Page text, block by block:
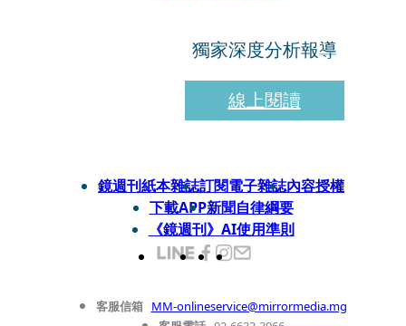
獨家深度分析報導
線上閱讀
鏡週刊紙本雜誌訂閱電子雜誌內容授權
下載APP新聞自律綱要
《鏡週刊》AI使用準則
客服信箱 MM-onlineservice@mirrormedia.mg